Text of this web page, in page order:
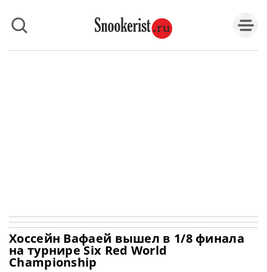
Хоссейн Вафаей вышел в 1/8 финала
на турнире Six Red World
Championship